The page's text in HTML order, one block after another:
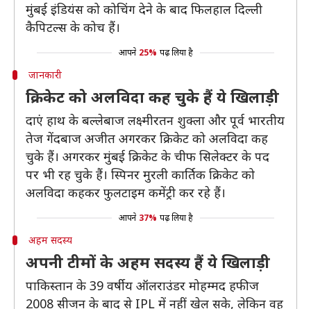
मुंबई इंडियंस को कोचिंग देने के बाद फिलहाल दिल्ली
कैपिटल्स के कोच हैं।
आपने 25% पढ़ लिया है
जानकारी
क्रिकेट को अलविदा कह चुके हैं ये खिलाड़ी
दाएं हाथ के बल्लेबाज लक्ष्मीरतन शुक्ला और पूर्व भारतीय
तेज गेंदबाज अजीत अगरकर क्रिकेट को अलविदा कह
चुके हैं। अगरकर मुंबई क्रिकेट के चीफ सिलेक्टर के पद
पर भी रह चुके हैं। स्पिनर मुरली कार्तिक क्रिकेट को
अलविदा कहकर फुलटाइम कमेंट्री कर रहे हैं।
आपने 37% पढ़ लिया है
अहम सदस्य
अपनी टीमों के अहम सदस्य हैं ये खिलाड़ी
पाकिस्तान के 39 वर्षीय ऑलराउंडर मोहम्मद हफीज
2008 सीजन के बाद से IPL में नहीं खेल सके, लेकिन वह